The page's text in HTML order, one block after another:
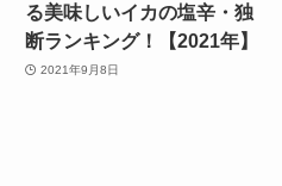
る美味しいイカの塩辛・独
断ランキング！【2021年】
2021年9月8日